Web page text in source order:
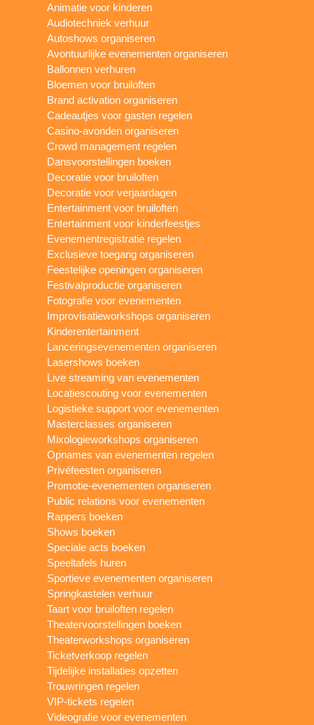
Animatie voor kinderen
Audiotechniek verhuur
Autoshows organiseren
Avontuurlijke evenementen organiseren
Ballonnen verhuren
Bloemen voor bruiloften
Brand activation organiseren
Cadeautjes voor gasten regelen
Casino-avonden organiseren
Crowd management regelen
Dansvoorstellingen boeken
Decoratie voor bruiloften
Decoratie voor verjaardagen
Entertainment voor bruiloften
Entertainment voor kinderfeestjes
Evenementregistratie regelen
Exclusieve toegang organiseren
Feestelijke openingen organiseren
Festivalproductie organiseren
Fotografie voor evenementen
Improvisatieworkshops organiseren
Kinderentertainment
Lanceringsevenementen organiseren
Lasershows boeken
Live streaming van evenementen
Locatiescouting voor evenementen
Logistieke support voor evenementen
Masterclasses organiseren
Mixologieworkshops organiseren
Opnames van evenementen regelen
Privéfeesten organiseren
Promotie-evenementen organiseren
Public relations voor evenementen
Rappers boeken
Shows boeken
Speciale acts boeken
Speeltafels huren
Sportieve evenementen organiseren
Springkastelen verhuur
Taart voor bruiloften regelen
Theatervoorstellingen boeken
Theaterworkshops organiseren
Ticketverkoop regelen
Tijdelijke installaties opzetten
Trouwringen regelen
VIP-tickets regelen
Videografie voor evenementen